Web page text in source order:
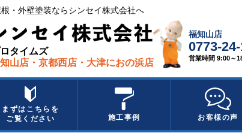
・外壁塗装ならシンセイ株式会社へ​
タイムズ
山店・京都西店・大津におの浜店
福知山店
0773-
営業時間 9:00～
まずはこちらを
ご覧ください
施工事例 お客様の声